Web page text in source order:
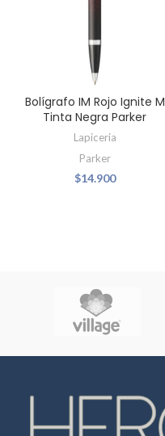
Bolígrafo IM Rojo Ignite M
Tinta Negra Parker
Lapiceria
Parker
$14.900